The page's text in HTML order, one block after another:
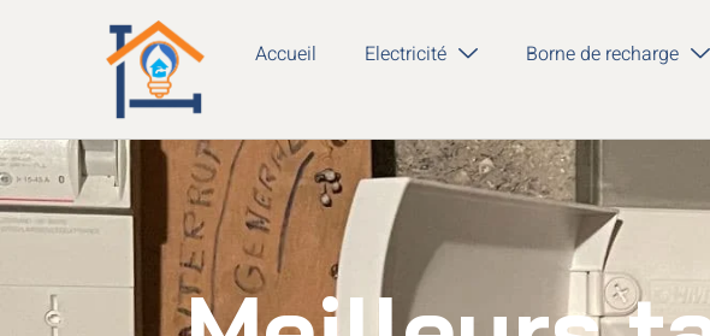
Accueil Electricité Borne de recharge